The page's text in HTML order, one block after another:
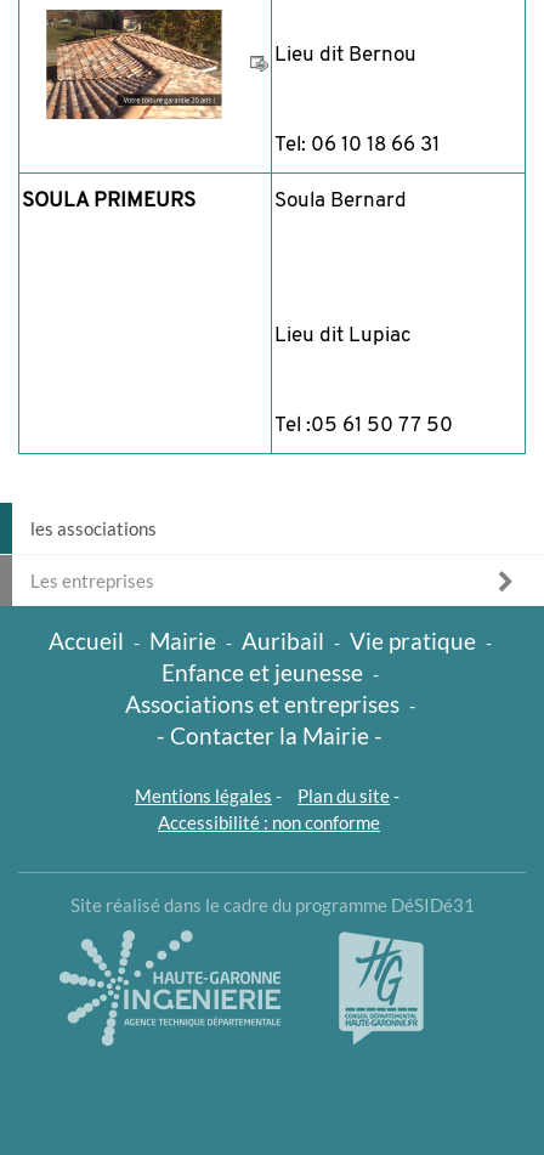
Lieu dit Bernou
Tel: 06 10 18 66 31
SOULA PRIMEURS Soula Bernard
Lieu dit Lupiac
Tel :05 61 50 77 50
les associations
Les entreprises
Accueil - Mairie - Auribail - Vie pratique -
Enfance et jeunesse -
Associations et entreprises -
- Contacter la Mairie -
Mentions légales - Plan du site-
Accessibilité : non conforme
Site réalisé dans le cadre du programme DéSIDé31